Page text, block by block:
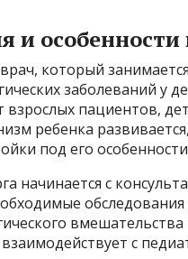
и
который
заболеваний у
взрослых пациентов,
ребенка
под его
начинается с
с